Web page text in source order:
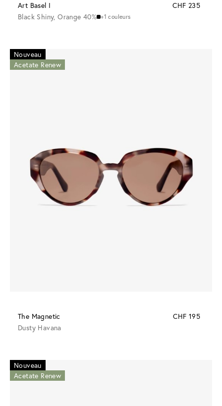
Art Basel I
CHF 235
Black Shiny, Orange 40% +1 couleurs
Nouveau
Acetate Renew
The Magnetic
CHF 195
Dusty Havana
Nouveau
Acetate Renew